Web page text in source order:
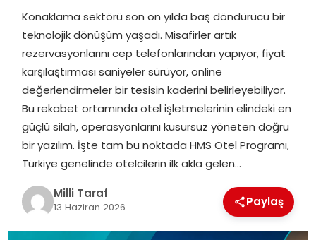
SPOR
SIYASET
MAGAZIN
Konaklama sektörü son on yılda baş döndürücü bir
teknolojik dönüşüm yaşadı. Misafirler artık
rezervasyonlarını cep telefonlarından yapıyor, fiyat
karşılaştırması saniyeler sürüyor, online
değerlendirmeler bir tesisin kaderini belirleyebiliyor.
Bu rekabet ortamında otel işletmelerinin elindeki en
güçlü silah, operasyonlarını kusursuz yöneten doğru
bir yazılım. İşte tam bu noktada HMS Otel Programı,
Türkiye genelinde otelcilerin ilk akla gelen…
Milli Taraf
13 Haziran 2026 Paylaş